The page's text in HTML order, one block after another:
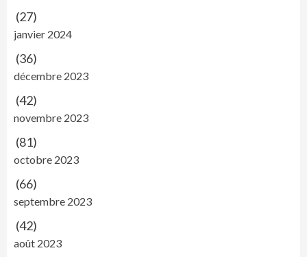
(27)
janvier 2024
(36)
décembre 2023
(42)
novembre 2023
(81)
octobre 2023
(66)
septembre 2023
(42)
août 2023